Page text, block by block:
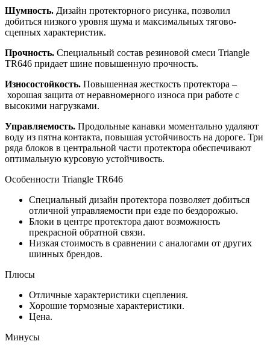
Шумность. Дизайн протекторного рисунка, позволил
добиться низкого уровня шума и максимальных тягово-
сцепных характеристик.
Прочность. Специальный состав резиновой смеси Triangle
TR646 придает шине повышенную прочность.
Износостойкость. Повышенная жесткость протектора –
хорошая защита от неравномерного износа при работе с
высокими нагрузками.
Управляемость. Продольные канавки моментально удаляют
воду из пятна контакта, повышая устойчивость на дороге. Три
ряда блоков в центральной части протектора обеспечивают
оптимальную курсовую устойчивость.
Особенности Triangle TR646
Специальный дизайн протектора позволяет добиться
отличной управляемости при езде по бездорожью.
Блоки в центре протектора дают возможность
прекрасной обратной связи.
Низкая стоимость в сравнении с аналогами от других
шинных брендов.
Плюсы
Отличные характеристики сцепления.
Хорошие тормозные характеристики.
Цена.
Минусы